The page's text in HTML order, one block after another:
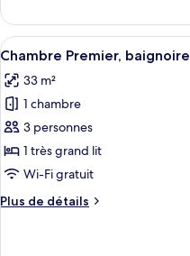
sur
la
ville
Chambre
Deluxe,
vue
la
ville
Afficher
toutes
les
photos
pour
ce
type
chambre :
10
Chambre Premier, baignoire
33 m²
1 chambre
3 personnes
1 très grand lit
Wi-Fi gratuit
Plus de détails
Plus